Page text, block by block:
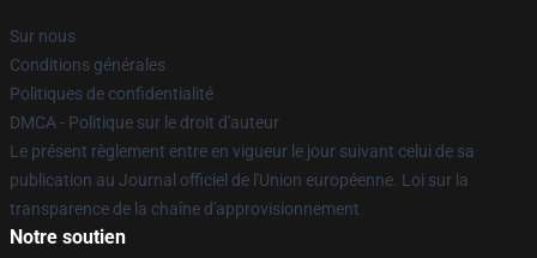
Sur nous
Conditions générales
Politiques de confidentialité
DMCA - Politique sur le droit d'auteur
Le présent règlement entre en vigueur le jour suivant celui de sa
publication au Journal officiel de l'Union européenne. Loi sur la
transparence de la chaîne d'approvisionnement
Notre soutien